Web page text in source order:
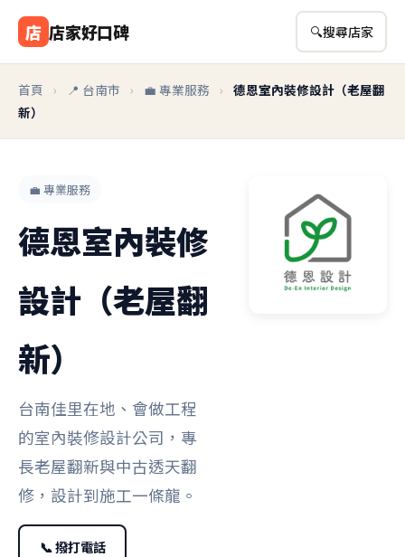
店 店家好口碑 🔍搜尋店家
首頁 › 📍 台南市 › 💼 專業服務 › 德恩室內裝修設計（老屋翻
新）
💼 專業服務
德恩室內裝修
設計（老屋翻
新）
台南佳里在地、會做工程
的室內裝修設計公司，專
長老屋翻新與中古透天翻
修，設計到施工一條龍。
📞 撥打電話